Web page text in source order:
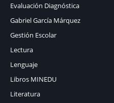
Evaluación Diagnóstica
Gabriel García Márquez
Gestión Escolar
Lectura
Lenguaje
Libros MINEDU
Literatura